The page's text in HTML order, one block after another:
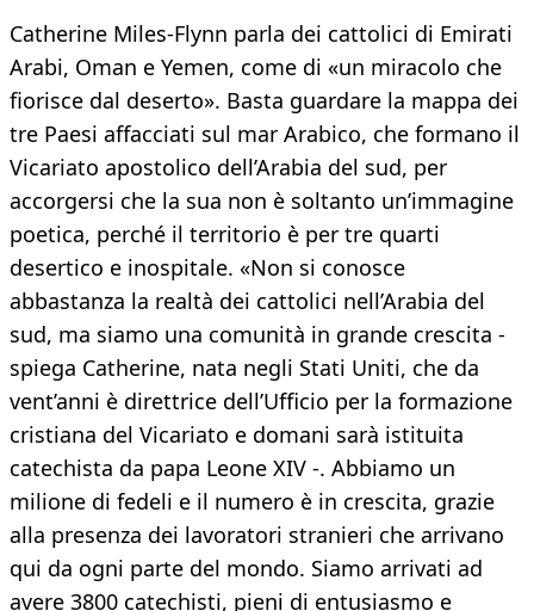
Catherine Miles-Flynn parla dei cattolici di Emirati
Arabi, Oman e Yemen, come di «un miracolo che
fiorisce dal deserto». Basta guardare la mappa dei
tre Paesi affacciati sul mar Arabico, che formano il
Vicariato apostolico dell’Arabia del sud, per
accorgersi che la sua non è soltanto un’immagine
poetica, perché il territorio è per tre quarti
desertico e inospitale. «Non si conosce
abbastanza la realtà dei cattolici nell’Arabia del
sud, ma siamo una comunità in grande crescita -
spiega Catherine, nata negli Stati Uniti, che da
vent’anni è direttrice dell’Ufficio per la formazione
cristiana del Vicariato e domani sarà istituita
catechista da papa Leone XIV -. Abbiamo un
milione di fedeli e il numero è in crescita, grazie
alla presenza dei lavoratori stranieri che arrivano
qui da ogni parte del mondo. Siamo arrivati ad
avere 3800 catechisti, pieni di entusiasmo e